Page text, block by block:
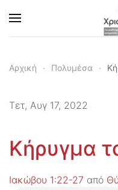
Skip to main
Αρχική Πολυμέσα
Τετ, Αυγ 17, 2022
Κήρυγμα
Ιακώβου 1:22-27 από